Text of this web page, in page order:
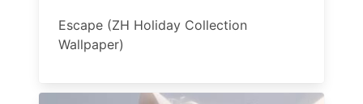
Escape (ZH Holiday Collection
Wallpaper)